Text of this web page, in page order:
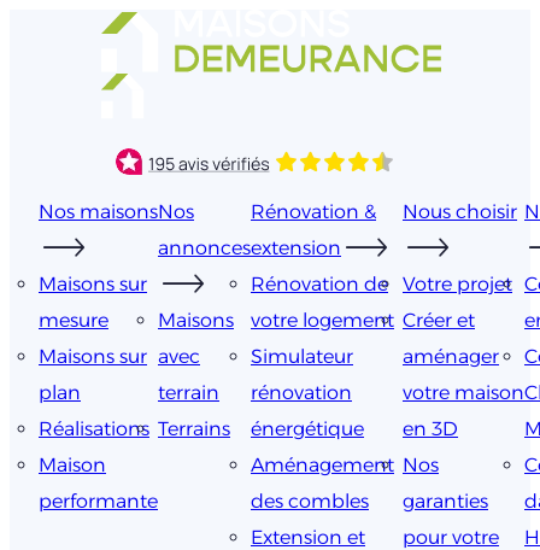
Nos maisons
Maisons sur
mesure
Maisons sur
plan
Réalisations
Maison
performante
Nos
annonces
Maisons
avec
terrain
Terrains
Rénovation &
extension
Rénovation de
votre logement
Simulateur
rénovation
énergétique
Aménagement
des combles
Extension et
Nous choisir
Votre projet
Créer et
aménager
votre maison
en 3D
Nos
garanties
pour votre